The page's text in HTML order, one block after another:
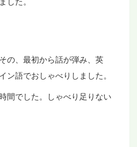
した。
の、最初から話が弾み、英
ン語でおしゃべりしました。
間でした。しゃべり足りない